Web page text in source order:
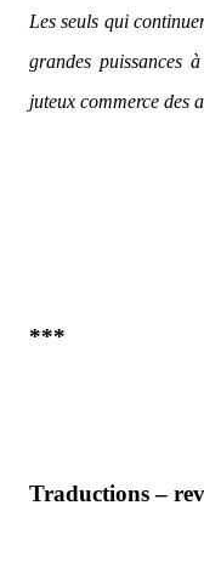
Les seuls qui
grandes puissances
juteux commerce des
***
Traductions –